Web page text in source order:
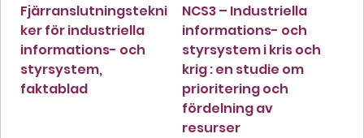
Fjärranslutningstekni
ker för industriella
informations- och
styrsystem,
faktablad
NCS3 – Industriella
informations- och
styrsystem i kris och
krig : en studie om
prioritering och
fördelning av
resurser